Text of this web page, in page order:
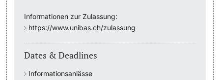
Funding
Career Counseling
Informationen zur Zulassung:
https://www.unibas.ch/zulassung
Dates & Deadlines
Informationsanlässe